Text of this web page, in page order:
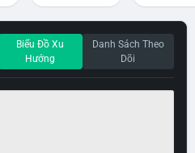
Biểu Đồ Xu
Hướng
Danh Sách Theo
Dõi